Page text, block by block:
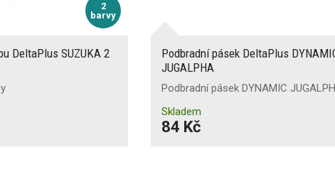
2
barvy
DeltaPlus SUZUKA 2
Podbradní pásek DeltaPlus
JUGALPHA
Podbradní pásek DYNAMIC
Skladem
84 Kč